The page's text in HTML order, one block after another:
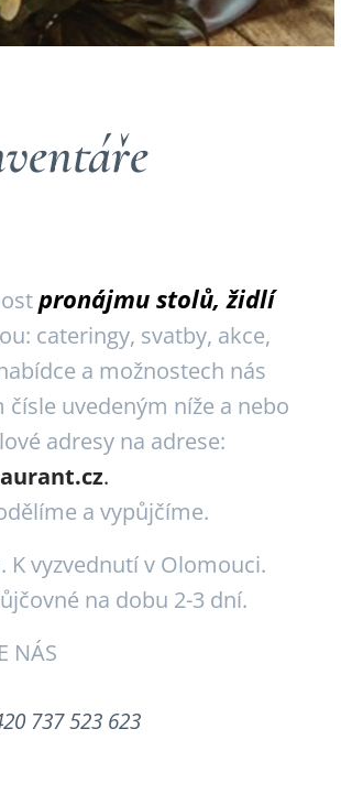
pronájmu stolů, židlí
cateringy, svatby, akce,
a možnostech nás
uvedeným níže a nebo
adresy na adrese:
.
a vypůjčíme.
K vyzvednutí v Olomouci.
na dobu 2-3 dní.
NÁS
737 523 623